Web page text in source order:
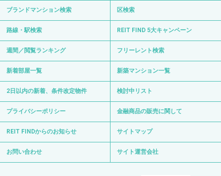
ブランドマンション検索 区検索
路線・駅検索 REIT FIND 5大キャンペーン
週間／閲覧ランキング フリーレント検索
新着部屋一覧 新築マンション一覧
2日以内の新着、条件改定物件 検討中リスト
プライバシーポリシー 金融商品の販売に関して
REIT FINDからのお知らせ サイトマップ
お問い合わせ サイト運営会社